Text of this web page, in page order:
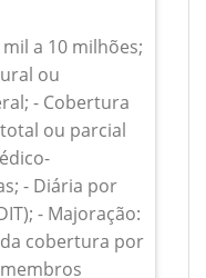
a 10 milhões;
ou
- Cobertura
ou parcial
- Diária por
- Majoração:
cobertura por